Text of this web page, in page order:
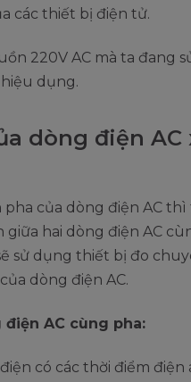
các thiết bị điện tử.
220V AC mà ta đang
dụng.
dòng điện AC
pha của dòng điện AC
giữa hai dòng điện AC
sử dụng thiết bị đo
dòng điện AC.
điện AC cùng pha:
có các thời điểm